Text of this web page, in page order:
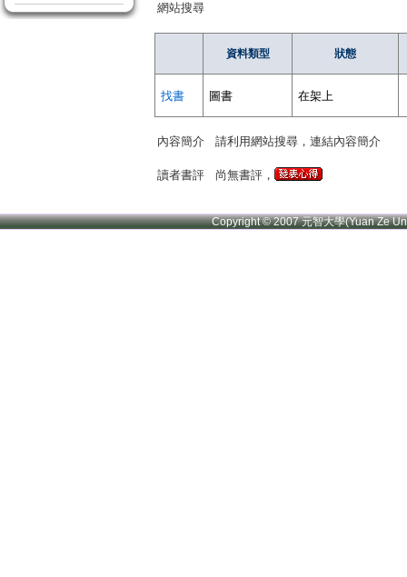
網站搜尋
資料類型 狀態
找書 圖書 在架上
內容簡介 請利用網站搜尋，連結內容簡介
讀者書評 尚無書評，
Copyright © 2007 元智大學(Yuan Ze